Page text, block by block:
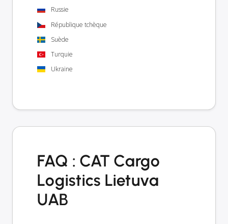
Russie
République tchèque
Suède
Turquie
Ukraine
FAQ : CAT Cargo
Logistics Lietuva
UAB